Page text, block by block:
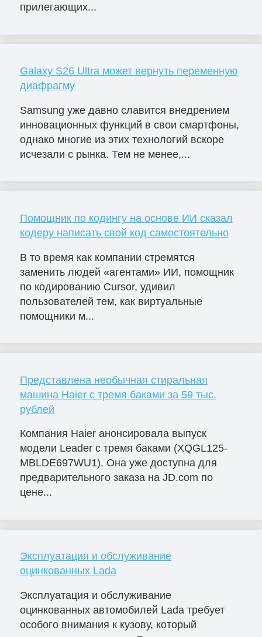
прилегающих...
Galaxy S26 Ultra может вернуть переменную
диафрагму
Samsung уже давно славится внедрением
инновационных функций в свои смартфоны,
однако многие из этих технологий вскоре
исчезали с рынка. Тем не менее,...
Помощник по кодингу на основе ИИ сказал
кодеру написать свой код самостоятельно
В то время как компании стремятся
заменить людей «агентами» ИИ, помощник
по кодированию Cursor, удивил
пользователей тем, как виртуальные
помощники м...
Представлена необычная стиральная
машина Haier с тремя баками за 59 тыс.
рублей
Компания Haier анонсировала выпуск
модели Leader с тремя баками (XQGL125-
MBLDE697WU1). Она уже доступна для
предварительного заказа на JD.com по
цене...
Эксплуатация и обслуживание
оцинкованных Lada
Эксплуатация и обслуживание
оцинкованных автомобилей Lada требует
особого внимания к кузову, который